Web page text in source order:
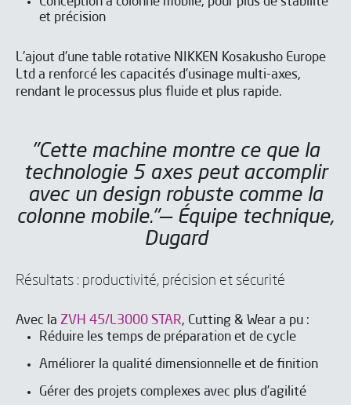
et précision
L'ajout d'une table rotative NIKKEN Kosakusho Europe
Ltd a renforcé les capacités d’usinage multi-axes,
rendant le processus plus fluide et plus rapide.
"Cette machine montre ce que la
technologie 5 axes peut accomplir
avec un design robuste comme la
colonne mobile."— Équipe technique,
Dugard
Résultats : productivité, précision et sécurité
Avec la ZVH 45/L3000 STAR, Cutting & Wear a pu :
Réduire les temps de préparation et de cycle
Améliorer la qualité dimensionnelle et de finition
Gérer des projets complexes avec plus d’agilité
vous souhaitez améliorer la
vos processus d'usinage ?
Contactez IBARMIA pour découvrir
comment nos solutions peuvent
Vous souhaitez améliorer la
vos processus d'usinage ?
Contactez IBARMIA pour découvrir
comment nos solutions peuvent